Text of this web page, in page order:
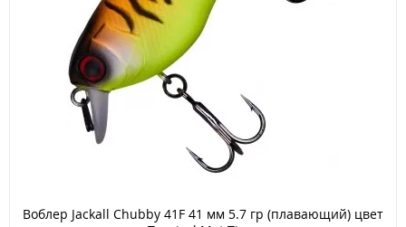
Воблер Jackall Chubby 41F 41 мм 5.7 гр (плавающий) цвет